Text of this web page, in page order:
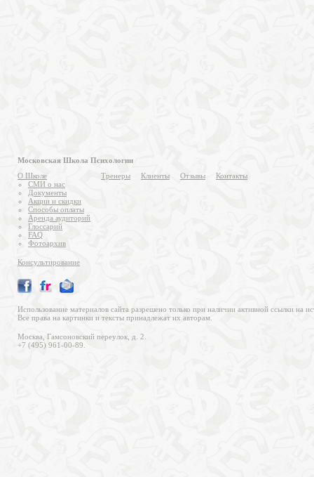
Московская Школа Психологии
О Школе
СМИ о нас
Документы
Акции и скидки
Способы оплаты
Аренда аудиторий
Глоссарий
FAQ
Фотоархив
Тренеры Клиенты Отзывы Контакты
Консультирование
Использование материалов сайта разрешено только при наличии активной ссылки на
Все права на картинки и тексты принадлежат их авторам.
Москва, Гамсоновский переулок, д. 2.
+7 (495) 961-00-89.